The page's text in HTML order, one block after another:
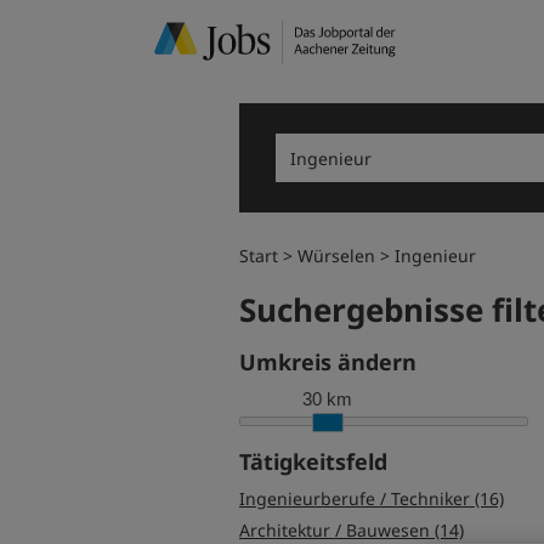
Start Würselen Ingenieur
Suchergebnisse
Umkreis ändern
30 km
Tätigkeitsfeld
Ingenieurberufe / Techniker (16)
Architektur / Bauwesen (14)